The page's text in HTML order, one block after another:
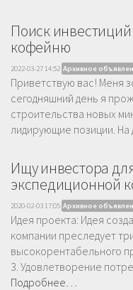
Поиск
кофейню
2022-03-27 14:52 Архивное
Приветствую вас! Меня
сегодняшний день я
строительства новых
лидирующие позиции. На
Ищу инвестора
экспедиционной
2020-02-03 17:05 Архивное
Идея проекта: Идея
компании преследует
высокорентабельного
3. Удовлетворение
Подробнее…